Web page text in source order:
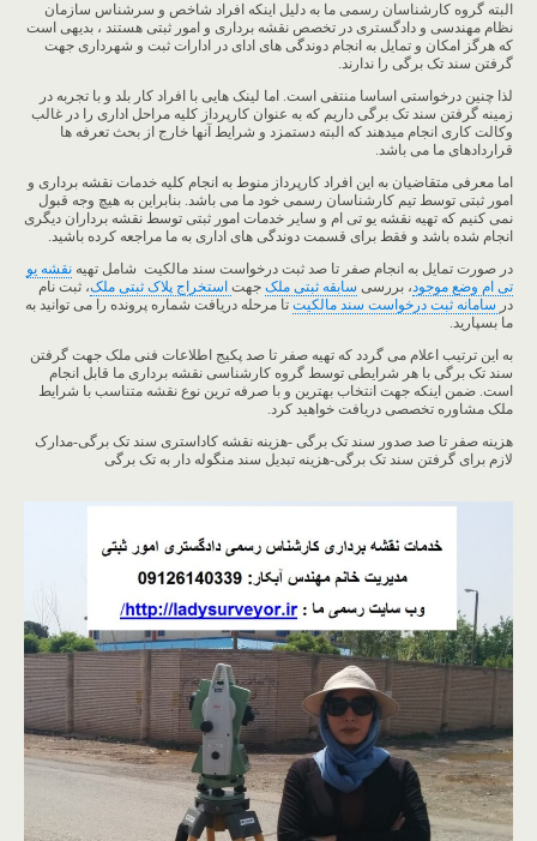
البته گروه کارشناسان رسمی ما به دلیل اینکه افراد شاخص و سرشناس سازمان
نظام مهندسی و دادگستری در تخصص نقشه برداری و امور ثبتی هستند ، بدیهی است
که هرگز امکان و تمایل به انجام دوندگی های ادای در ادارات ثبت و شهرداری جهت
گرفتن سند تک برگی را ندارند.
لذا چنین درخواستی اساسا منتفی است. اما لینک هایی با افراد کار بلد و با تجربه در
زمینه گرفتن سند تک برگی داریم که به عنوان کارپرداز کلیه مراحل اداری را در غالب
وکالت کاری انجام میدهند که البته دستمزد و شرایط آنها خارج از بحث تعرفه ها
قراردادهای ما می باشد.
اما معرفی متقاضیان به این افراد کارپرداز منوط به انجام کلیه خدمات نقشه برداری و
امور ثبتی توسط تیم کارشناسان رسمی خود ما می باشد. بنابراین به هیچ وجه قبول
نمی کنیم که تهیه نقشه یو تی ام و سایر خدمات امور ثبتی توسط نقشه برداران دیگری
انجام شده باشد و فقط برای قسمت دوندگی های اداری به ما مراجعه کرده باشید.
در صورت تمایل به انجام صفر تا صد ثبت درخواست سند مالکیت شامل تهیه نقشه یو
تی ام وضع موجود، بررسی سابقه ثبتی ملک جهت استخراج پلاک ثبتی ملک، ثبت نام
در سامانه ثبت درخواست سند مالکیت تا مرحله دریافت شماره پرونده را می توانید به
ما بسپارید.
به این ترتیب اعلام می گردد که تهیه صفر تا صد پکیج اطلاعات فنی ملک جهت گرفتن
سند تک برگی با هر شرایطی توسط گروه کارشناسی نقشه برداری ما قابل انجام
است. ضمن اینکه جهت انتخاب بهترین و با صرفه ترین نوع نقشه متناسب با شرایط
ملک مشاوره تخصصی دریافت خواهید کرد.
هزینه صفر تا صد صدور سند تک برگی -هزینه نقشه کاداستری سند تک برگی-مدارک
لازم برای گرفتن سند تک برگی-هزینه تبدیل سند منگوله دار به تک برگی